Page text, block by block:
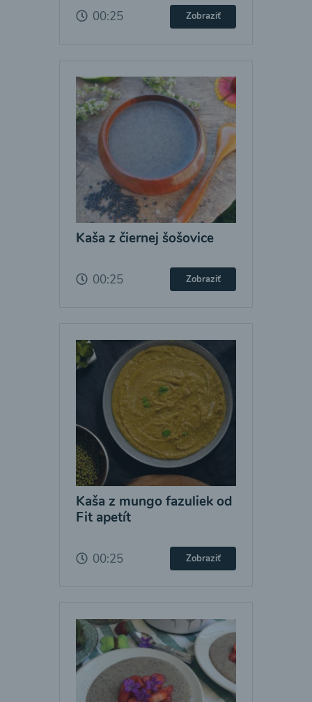
00:25 Zobraziť
Kaša z čiernej šošovice
00:25 Zobraziť
Kaša z mungo fazuliek od
Fit apetít
00:25 Zobraziť